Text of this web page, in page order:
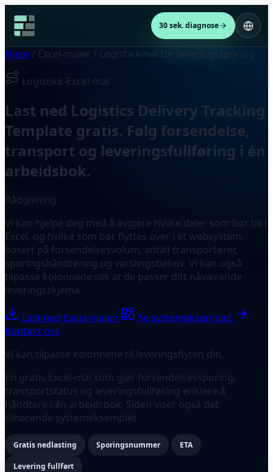
30 sek. diagnose
Hjem / Excel-maler / Logistikkmal for leveringssporing
Logistikk-Excel-mal
Last ned Logistics Delivery Tracking
Template gratis. Følg forsendelse,
transport og leveringsfullføring i én
arbeidsbok.
Rådgivning
Vi kan hjelpe deg med å avgjøre hvilke deler som bør bli i
Excel, og hvilke som bør flyttes over i et websystem,
basert på forsendelsesvolum, antall transportører,
sporingshåndtering og varslingsbehov. Vi kan også
tilpasse kolonnene slik at de passer ditt nåværende
leveringsskjema.
Last ned Excel-malen
Se systemeksemplet
Kontakt oss
Vi kan tilpasse kolonnene til leveringsflyten din.
En gratis Excel-mal som gjør forsendelsessporing,
transportstatus og leveringsfullføring enklere å
håndtere i én arbeidsbok. Siden viser også det
tilhørende systemeksemplet.
Gratis nedlasting Sporingsnummer ETA
Levering fullført